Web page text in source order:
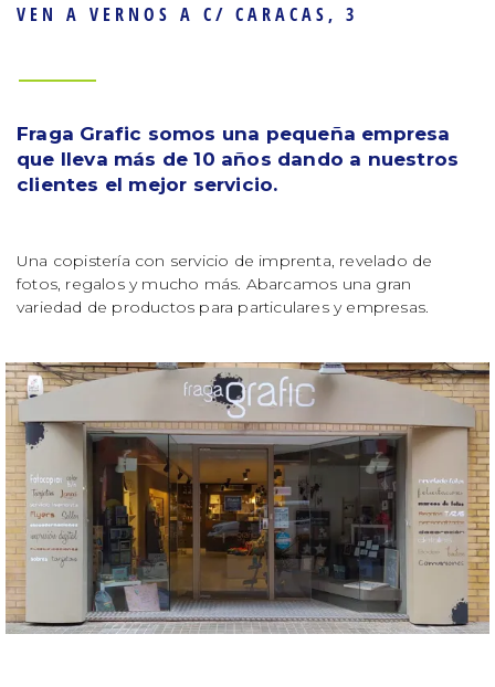
VEN A VERNOS A C/ CARACAS, 3
Fraga Grafic somos una pequeña empresa
que lleva más de 10 años dando a nuestros
clientes el mejor servicio.
Una copistería con servicio de imprenta, revelado de
fotos, regalos y mucho más. Abarcamos una gran
variedad de productos para particulares y empresas.